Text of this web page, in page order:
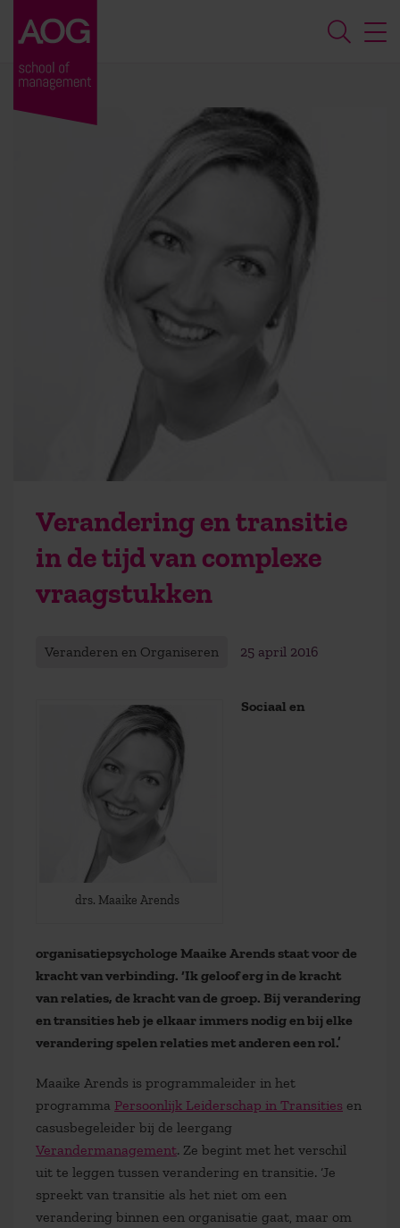
Verandering en transitie
in de tijd van complexe
vraagstukken
Veranderen en Organiseren 25 april 2016
drs. Maaike Arends
Sociaal en
organisatiepsychologe Maaike Arends staat voor de
kracht van verbinding. ‘Ik geloof erg in de kracht
van relaties, de kracht van de groep. Bij verandering
en transities heb je elkaar immers nodig en bij elke
verandering spelen relaties met anderen een rol.’
Maaike Arends is programmaleider in het
programma Persoonlijk Leiderschap in Transities en
casusbegeleider bij de leergang
Verandermanagement. Ze begint met het verschil
uit te leggen tussen verandering en transitie. ‘Je
spreekt van transitie als het niet om een
verandering binnen een organisatie gaat, maar om